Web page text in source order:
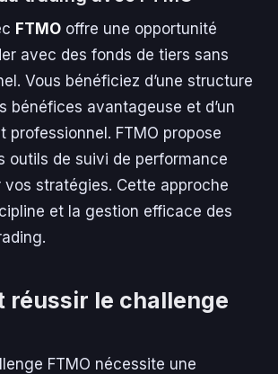
FTMO offre une opportunité
avec des fonds de tiers sans
Vous bénéficiez d’une structure
bénéfices avantageuse et d’un
professionnel. FTMO propose
outils de suivi de performance
vos stratégies. Cette approche
et la gestion efficace des
réussir le challenge
FTMO nécessite une